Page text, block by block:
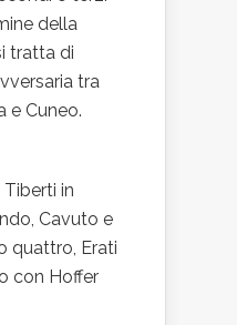
della
tratta di
tra
e Cuneo.
in
Cavuto e
quattro, Erati
con Hoffer